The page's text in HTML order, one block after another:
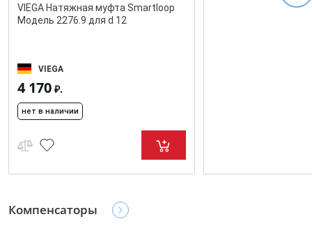
VIEGA Натяжная муфта Smartloop
Модель 2276.9 для d 12
VIEGA
4 170 ₽.
нет в наличии
Компенсаторы